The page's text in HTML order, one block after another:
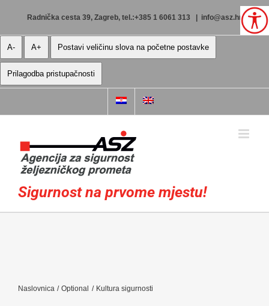
Radnička cesta 39, Zagreb, tel.:+385 1 6061 313 info@asz.hr
A- A+ Postavi veličinu slova na početne postavke
Prilagodba pristupačnosti
Sigurnost na prvome mjestu!
Naslovnica Optional Kultura sigurnosti